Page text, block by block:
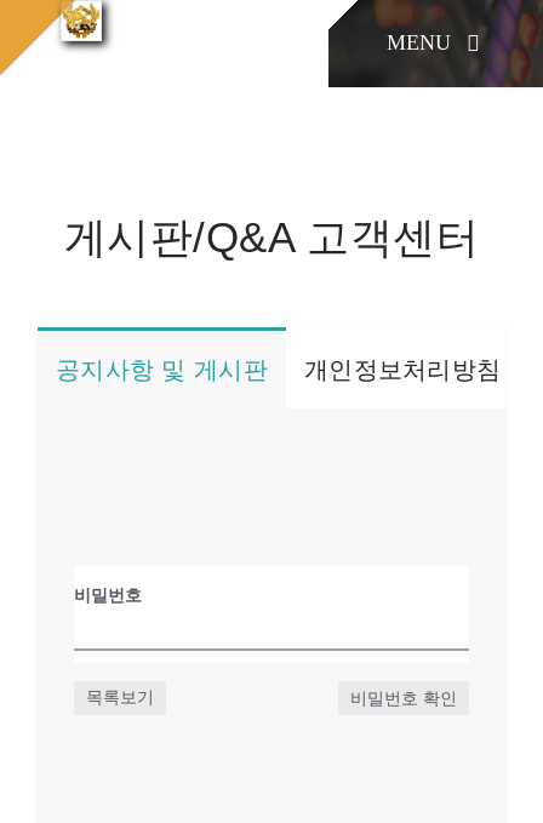
텐
MENU
COMPANY
게시
게시판/Q&A 고객센터
공지사항 및 게시판 개인정보처리방침
비밀번호
목록보기 비밀번호 확인